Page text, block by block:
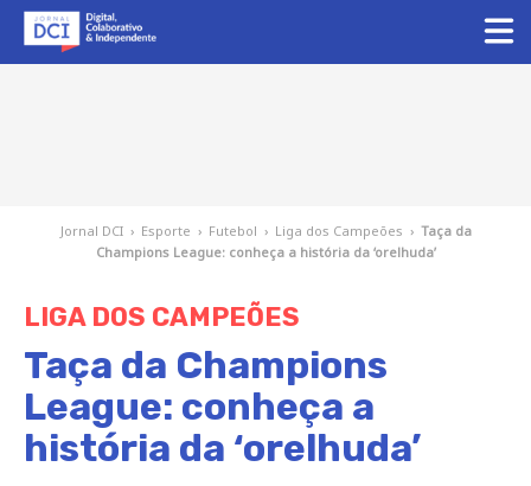
Jornal DCI › Esporte › Futebol › Liga dos Campeões › Taça da
Champions League: conheça a história da ‘orelhuda’
LIGA DOS CAMPEÕES
Taça da Champions
League: conheça a
história da ‘orelhuda’